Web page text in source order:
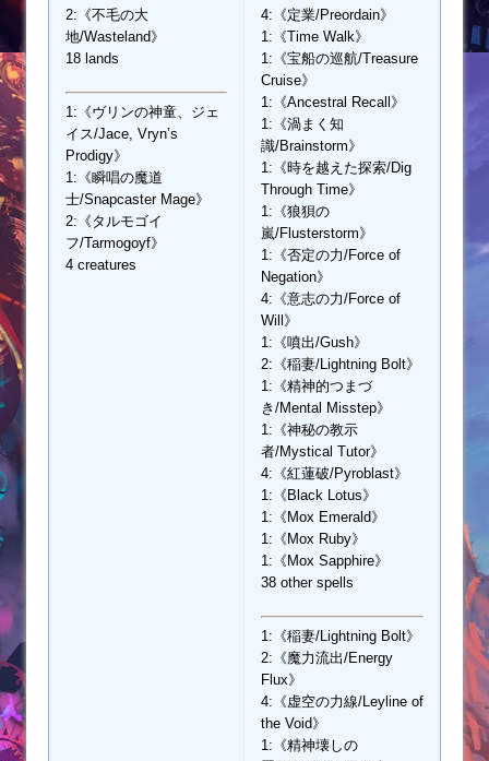
2:《不毛の大
地/Wasteland》
18 lands
1:《ヴリンの神童、ジェ
イス/Jace, Vryn’s
Prodigy》
1:《瞬唱の魔道
士/Snapcaster Mage》
2:《タルモゴイ
フ/Tarmogoyf》
4 creatures
4:《定業/Preordain》
1:《Time Walk》
1:《宝船の巡航/Treasure
Cruise》
1:《Ancestral Recall》
1:《渦まく知
識/Brainstorm》
1:《時を越えた探索/Dig
Through Time》
1:《狼狽の
嵐/Flusterstorm》
1:《否定の力/Force of
Negation》
4:《意志の力/Force of
Will》
1:《噴出/Gush》
2:《稲妻/Lightning Bolt》
1:《精神的つまづ
き/Mental Misstep》
1:《神秘の教示
者/Mystical Tutor》
4:《紅蓮破/Pyroblast》
1:《Black Lotus》
1:《Mox Emerald》
1:《Mox Ruby》
1:《Mox Sapphire》
38 other spells
1:《稲妻/Lightning Bolt》
2:《魔力流出/Energy
Flux》
4:《虚空の力線/Leyline of
the Void》
1:《精神壊しの